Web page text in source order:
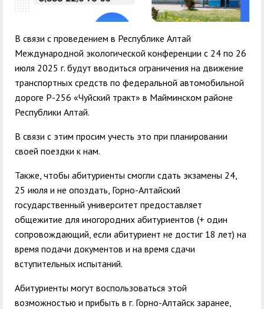
В связи с проведением в Республике Алтай
Международной экологической конференции с 24 по 26
июля 2025 г. будут вводиться ограничения на движение
транспортных средств по федеральной автомобильной
дороге Р-256 «Чуйский тракт» в Майминском районе
Республики Алтай.
В связи с этим просим учесть это при планировании
своей поездки к нам.
Также, чтобы абитуриенты смогли сдать экзамены 24,
25 июля и не опоздать, Горно-Алтайский
государственный университет предоставляет
общежитие для иногородних абитуриентов (+ один
сопровождающий, если абитуриент не достиг 18 лет) на
время подачи документов и на время сдачи
вступительных испытаний.
Абитуриенты могут воспользоваться этой
возможностью и прибыть в г. Горно-Алтайск заранее,